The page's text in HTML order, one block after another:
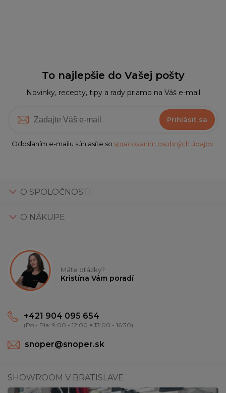
To najlepšie do Vašej pošty
Novinky, recepty, tipy a rady priamo na Váš e-mail
Prihlásiť sa
Odoslaním e-mailu súhlasíte so spracovaním osobných údajov.
O SPOLOČNOSTI
O NÁKUPE
Máte otázky?
Kristína Vám poradí
+421 904 095 654
(Po - Pia: 9:00 - 12:00 a 13:00 - 16:30)
snoper@snoper.sk
SHOWROOM V BRATISLAVE